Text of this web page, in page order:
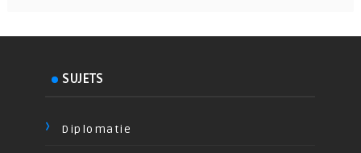
SUJETS
Diplomatie